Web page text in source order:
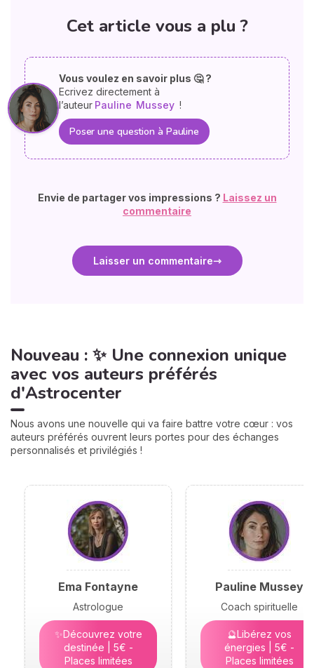
Cet article vous a plu ?
Vous voulez en savoir plus 🤔 ?
Ecrivez directement à
l’auteur Pauline Mussey !
Poser une question à Pauline
Envie de partager vos impressions ? Laissez un
commentaire
Laisser un commentaire
Nouveau : ✨ Une connexion unique
avec vos auteurs préférés
d'Astrocenter
Nous avons une nouvelle qui va faire battre votre cœur : vos
auteurs préférés ouvrent leurs portes pour des échanges
personnalisés et privilégiés !
Ema Fontayne
Astrologue
✨Découvrez votre
destinée | 5€ -
Places limitées
Pauline Mussey
Coach spirituelle
🔮Libérez vos
énergies | 5€ -
Places limitées